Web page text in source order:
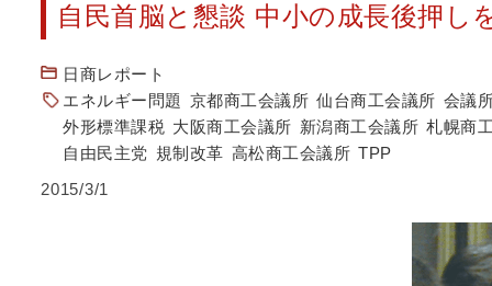
自民首脳と懇談 中小の成長後押し
日商レポート
エネルギー問題 京都商工会議所 仙台商工会議所 会議
外形標準課税 大阪商工会議所 新潟商工会議所 札幌商
自由民主党 規制改革 高松商工会議所 TPP
2015/3/1